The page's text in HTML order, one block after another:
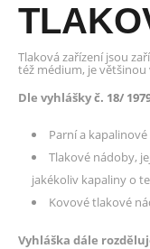
Tlaková zařízení jsou
též médium, je
Dle vyhláškyč. 18/
Parní a
Tlakové nádoby,
jakékoliv kapaliny o
Kovové tlakové
Vyhláška dále